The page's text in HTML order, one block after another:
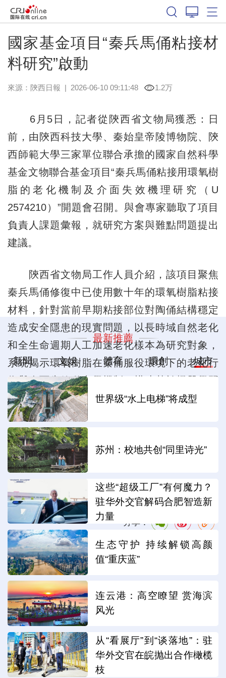
國家基金項目“秦兵馬俑粘接材
料研究”啟動
來源： 陝西日報 | 2026-06-10 09:11:48 1.2万
6月5日，記者從陝西省文物局獲悉：日
前，由陝西科技大學、秦始皇帝陵博物院、陝
西師範大學三家單位聯合承擔的國家自然科學
基金文物聯合基金項目“秦兵馬俑粘接用環氧樹
脂的老化機制及介面失效機理研究（U
2574210）”開題會召開。與會專家聽取了項目
負責人課題彙報，就研究方案與難點問題提出
建議。
陝西省文物局工作人員介紹，該項目聚焦
秦兵馬俑修復中已使用數十年的環氧樹脂粘接
材料，針對當前早期粘接部位對陶俑結構穩定
造成安全隱患的現實問題，以長時域自然老化
和全生命週期人工加速老化樣本為研究對象，
系統揭示環氧樹脂在秦俑服役環境下的老化行
為與介面失效動力學機制，構建基於機器學習
的環氧樹脂粘接壽命預測模型，為秦兵馬俑粘
接修復材料的使用安全評估與風險預警提供科
學依據，助力秦始皇帝陵兵馬俑的長期穩定保
護。（陝西日報記者 趙茁軼）
編輯：高崗
分享：
最新推薦
新聞 文娛 體育 環創 城市
世界级“水上电梯”将成型
苏州：校地共创“同里诗光”
这些“超级工厂”有何魔力？
驻华外交官解码合肥智造新
力量
生态守护 持续解锁高颜
值“重庆蓝”
连云港：高空瞭望 赏海滨
风光
从“看展厅”到“谈落地”：驻
华外交官在皖抛出合作橄榄
枝